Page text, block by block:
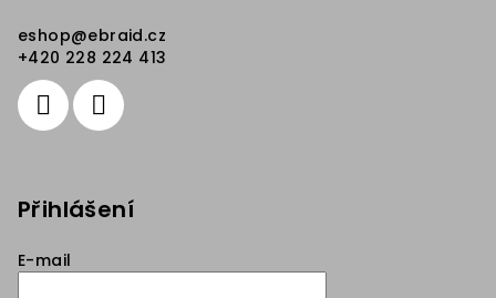
eshop@ebraid.cz
+420 228 224 413
Přihlášení
E-mail